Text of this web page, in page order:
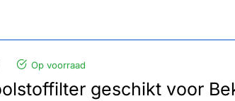
Op voorraad
geschikt voor